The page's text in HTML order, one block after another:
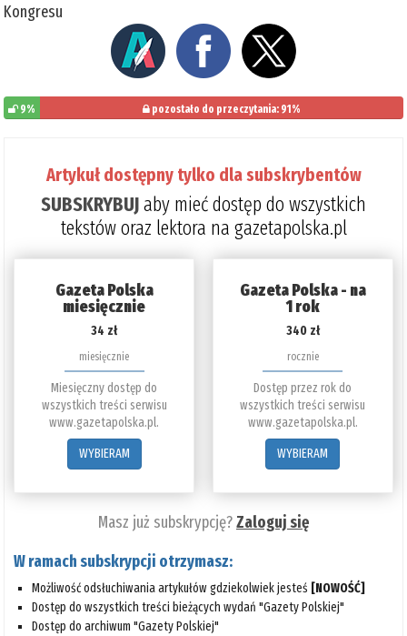
Kongresu
9% pozostało do przeczytania: 91%
Artykuł dostępny tylko dla subskrybentów
SUBSKRYBUJaby mieć dostęp do wszystkich
tekstów oraz lektora na gazetapolska.pl
Gazeta Polska
miesięcznie
34 zł
miesięcznie
Miesięczny dostęp do
wszystkich treści serwisu
www.gazetapolska.pl.
WYBIERAM
Gazeta Polska - na
1 rok
340 zł
rocznie
Dostęp przez rok do
wszystkich treści serwisu
www.gazetapolska.pl.
WYBIERAM
Masz już subskrypcję?Zaloguj się
W ramach subskrypcji otrzymasz:
Możliwość odsłuchiwania artykułów gdziekolwiek jesteś [NOWOŚĆ]
Dostęp do wszystkich treści bieżących wydań "Gazety Polskiej"
Dostęp do archiwum "Gazety Polskiej"